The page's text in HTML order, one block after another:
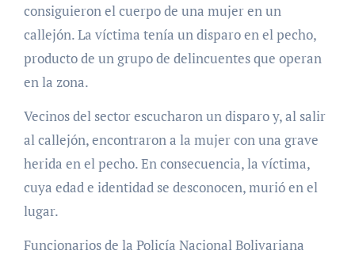
consiguieron el cuerpo de una mujer en un
callejón. La víctima tenía un disparo en el pecho,
producto de un grupo de delincuentes que operan
en la zona.
Vecinos del sector escucharon un disparo y, al salir
al callejón, encontraron a la mujer con una grave
herida en el pecho. En consecuencia, la víctima,
cuya edad e identidad se desconocen, murió en el
lugar.
Funcionarios de la Policía Nacional Bolivariana